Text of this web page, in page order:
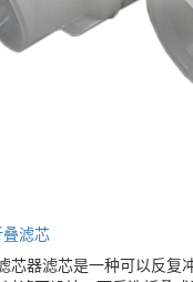
滤芯
芯器滤芯是一种可以反复